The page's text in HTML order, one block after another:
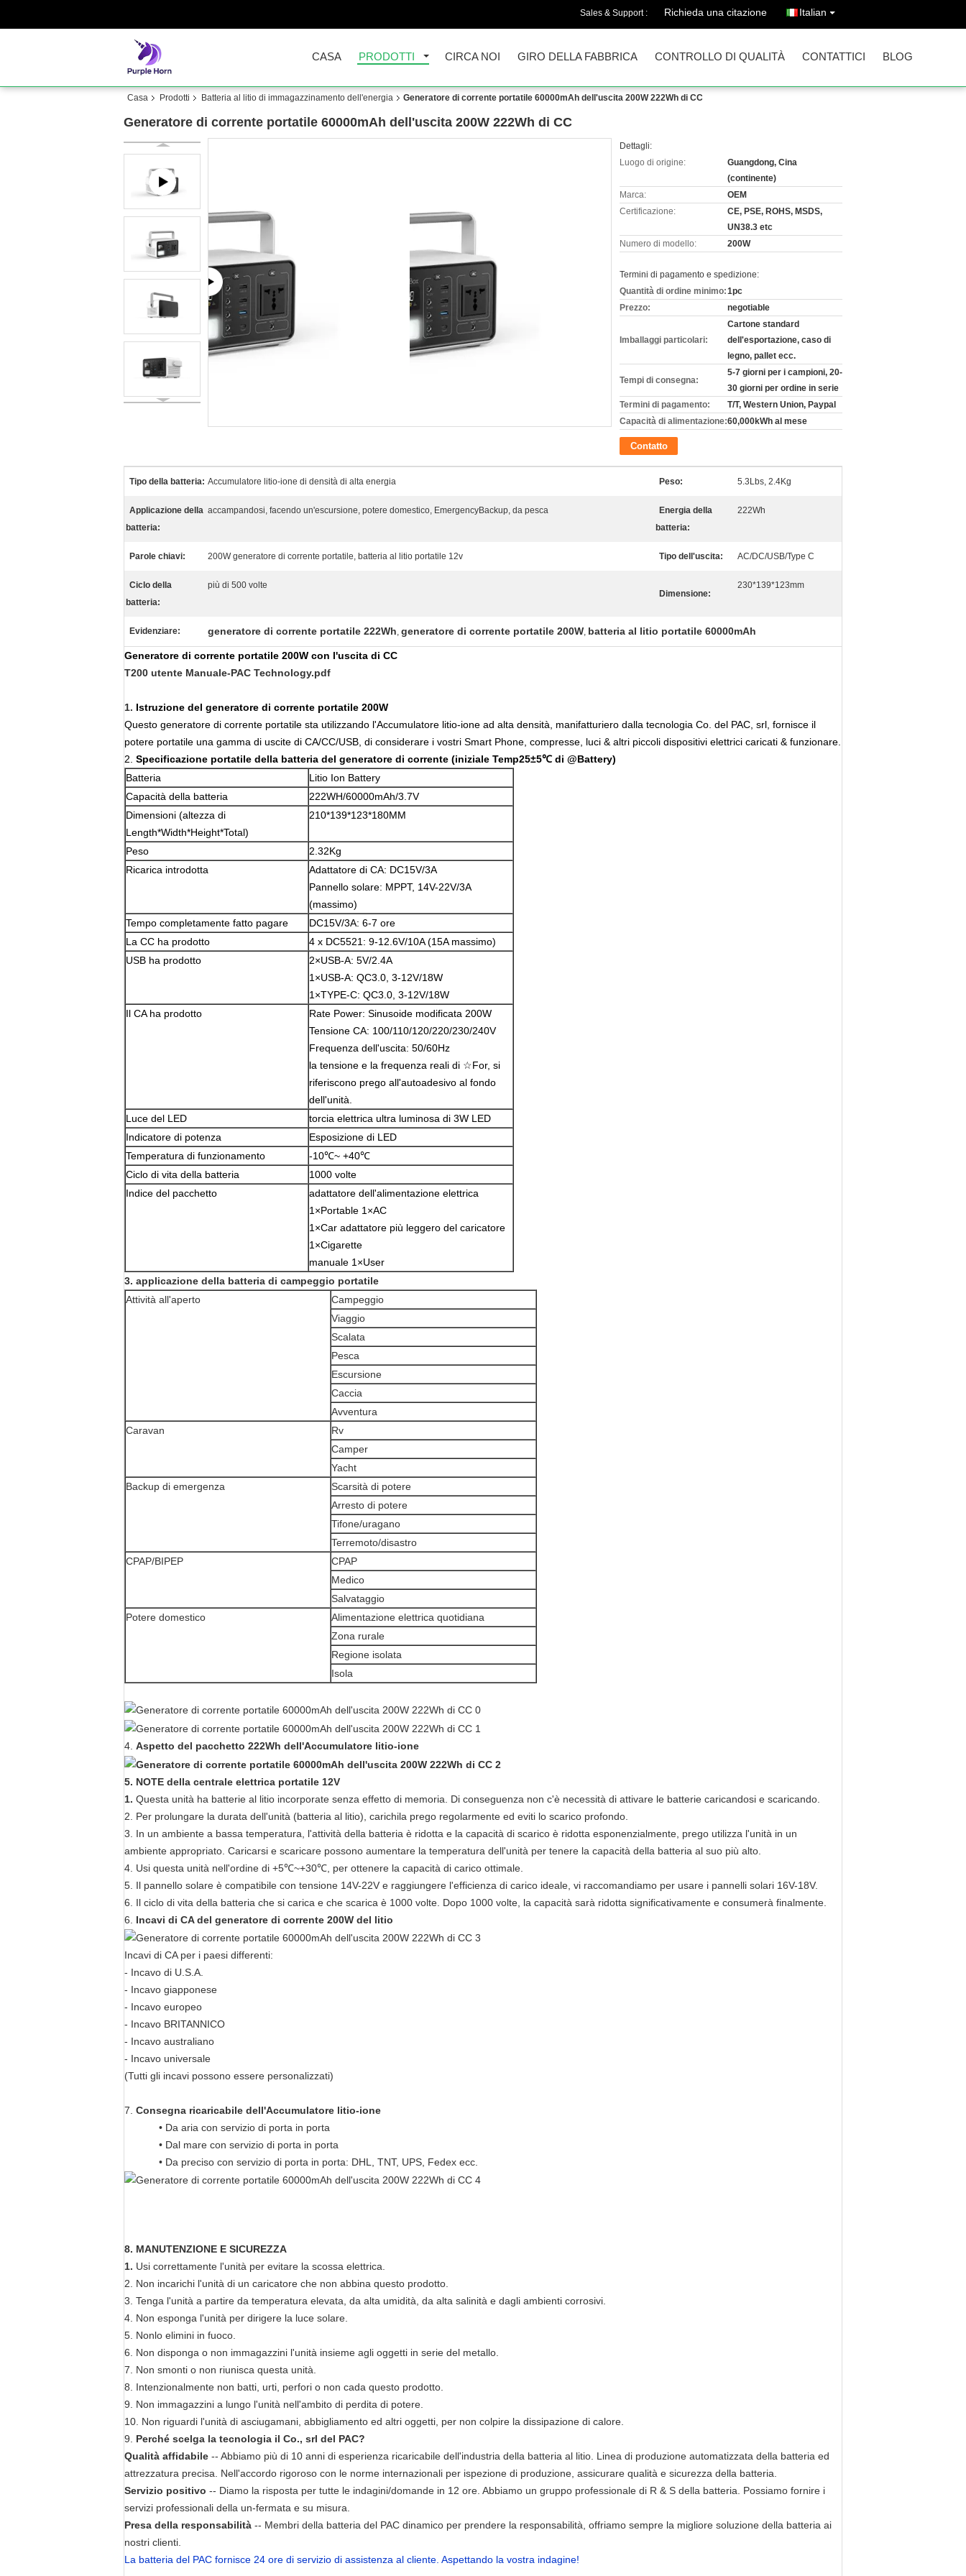
Sales & Support : Richieda una citazione Italian
CASA PRODOTTI CIRCA NOI GIRO DELLA FABBRICA CONTROLLO DI QUALITÀ CONTATTICI BLOG
Casa Prodotti Batteria al litio di immagazzinamento dell'energia Generatore di corrente portatile 60000mAh dell'uscita 200W 222Wh di CC
Generatore di corrente portatile 60000mAh dell'uscita 200W 222Wh di CC
Dettagli:
Luogo di origine:
Guangdong, Cina
(continente)
Marca:
OEM
Certificazione:
CE, PSE, ROHS, MSDS,
UN38.3 etc
Numero di modello:
200W
Termini di pagamento e spedizione:
Quantità di ordine minimo:1pc
Prezzo:
negotiable
Imballaggi particolari:
Cartone standard
dell'esportazione, caso di
legno, pallet ecc.
Tempi di consegna:
5-7 giorni per i campioni, 20-
30 giorni per ordine in serie
Termini di pagamento:
T/T, Western Union, Paypal
Capacità di alimentazione:60,000kWh al mese
Contatto
Tipo della batteria: Accumulatore litio-ione di densità di alta energia Peso: 5.3Lbs, 2.4Kg
Applicazione della
batteria:
accampandosi, facendo un'escursione, potere domestico, EmergencyBackup, da pesca
Energia della
batteria:
222Wh
Parole chiavi: 200W generatore di corrente portatile, batteria al litio portatile 12v Tipo dell'uscita: AC/DC/USB/Type C
Ciclo della
batteria:
più di 500 volte
Dimensione:
230*139*123mm
Evidenziare: generatore di corrente portatile 222Wh, generatore di corrente portatile 200W, batteria al litio portatile 60000mAh
Generatore di corrente portatile 200W con l'uscita di CC
T200 utente Manuale-PAC Technology.pdf
1. Istruzione del generatore di corrente portatile 200W
Questo generatore di corrente portatile sta utilizzando l'Accumulatore litio-ione ad alta densità, manifatturiero dalla tecnologia Co. del PAC, srl, fornisce il
potere portatile una gamma di uscite di CA/CC/USB, di considerare i vostri Smart Phone, compresse, luci & altri piccoli dispositivi elettrici caricati & funzionare.
2. Specificazione portatile della batteria del generatore di corrente (iniziale Temp25±5℃ di @Battery)
Batteria
Litio Ion Battery
Capacità della batteria
222WH/60000mAh/3.7V
Dimensioni (altezza di
Length*Width*Height*Total)
210*139*123*180MM
Peso
2.32Kg
Ricarica introdotta
Adattatore di CA: DC15V/3A
Pannello solare: MPPT, 14V-22V/3A
(massimo)
Tempo completamente fatto pagare
DC15V/3A: 6-7 ore
La CC ha prodotto
4 x DC5521: 9-12.6V/10A (15A massimo)
USB ha prodotto
2×USB-A: 5V/2.4A
1×USB-A: QC3.0, 3-12V/18W
1×TYPE-C: QC3.0, 3-12V/18W
Il CA ha prodotto
Rate Power: Sinusoide modificata 200W
Tensione CA: 100/110/120/220/230/240V
Frequenza dell'uscita: 50/60Hz
la tensione e la frequenza reali di ☆For, si
riferiscono prego all'autoadesivo al fondo
dell'unità.
Luce del LED
torcia elettrica ultra luminosa di 3W LED
Indicatore di potenza
Esposizione di LED
Temperatura di funzionamento
-10℃~ +40℃
Ciclo di vita della batteria
1000 volte
Indice del pacchetto
adattatore dell'alimentazione elettrica
1×Portable 1×AC
1×Car adattatore più leggero del caricatore
1×Cigarette
manuale 1×User
3. applicazione della batteria di campeggio portatile
Attività all'aperto
Campeggio
Viaggio
Scalata
Pesca
Escursione
Caccia
Avventura
Caravan
Rv
Camper
Yacht
Backup di emergenza
Scarsità di potere
Arresto di potere
Tifone/uragano
Terremoto/disastro
CPAP/BIPEP
CPAP
Medico
Salvataggio
Potere domestico
Alimentazione elettrica quotidiana
Zona rurale
Regione isolata
Isola
4. Aspetto del pacchetto 222Wh dell'Accumulatore litio-ione
5. NOTE della centrale elettrica portatile 12V
1. Questa unità ha batterie al litio incorporate senza effetto di memoria. Di conseguenza non c'è necessità di attivare le batterie caricandosi e scaricando.
2. Per prolungare la durata dell'unità (batteria al litio), carichila prego regolarmente ed eviti lo scarico profondo.
3. In un ambiente a bassa temperatura, l'attività della batteria è ridotta e la capacità di scarico è ridotta esponenzialmente, prego utilizza l'unità in un
ambiente appropriato. Caricarsi e scaricare possono aumentare la temperatura dell'unità per tenere la capacità della batteria al suo più alto.
4. Usi questa unità nell'ordine di +5℃~+30℃, per ottenere la capacità di carico ottimale.
5. Il pannello solare è compatibile con tensione 14V-22V e raggiungere l'efficienza di carico ideale, vi raccomandiamo per usare i pannelli solari 16V-18V.
6. Il ciclo di vita della batteria che si carica e che scarica è 1000 volte. Dopo 1000 volte, la capacità sarà ridotta significativamente e consumerà finalmente.
6. Incavi di CA del generatore di corrente 200W del litio
Incavi di CA per i paesi differenti:
- Incavo di U.S.A.
- Incavo giapponese
- Incavo europeo
- Incavo BRITANNICO
- Incavo australiano
- Incavo universale
(Tutti gli incavi possono essere personalizzati)
7. Consegna ricaricabile dell'Accumulatore litio-ione
• Da aria con servizio di porta in porta
• Dal mare con servizio di porta in porta
• Da preciso con servizio di porta in porta: DHL, TNT, UPS, Fedex ecc.
8. MANUTENZIONE E SICUREZZA
1. Usi correttamente l'unità per evitare la scossa elettrica.
2. Non incarichi l'unità di un caricatore che non abbina questo prodotto.
3. Tenga l'unità a partire da temperatura elevata, da alta umidità, da alta salinità e dagli ambienti corrosivi.
4. Non esponga l'unità per dirigere la luce solare.
5. Nonlo elimini in fuoco.
6. Non disponga o non immagazzini l'unità insieme agli oggetti in serie del metallo.
7. Non smonti o non riunisca questa unità.
8. Intenzionalmente non batti, urti, perfori o non cada questo prodotto.
9. Non immagazzini a lungo l'unità nell'ambito di perdita di potere.
10. Non riguardi l'unità di asciugamani, abbigliamento ed altri oggetti, per non colpire la dissipazione di calore.
9. Perché scelga la tecnologia il Co., srl del PAC?
Qualità affidabile -- Abbiamo più di 10 anni di esperienza ricaricabile dell'industria della batteria al litio. Linea di produzione automatizzata della batteria ed
attrezzatura precisa. Nell'accordo rigoroso con le norme internazionali per ispezione di produzione, assicurare qualità e sicurezza della batteria.
Servizio positivo -- Diamo la risposta per tutte le indagini/domande in 12 ore. Abbiamo un gruppo professionale di R & S della batteria. Possiamo fornire i
servizi professionali della un-fermata e su misura.
Presa della responsabilità -- Membri della batteria del PAC dinamico per prendere la responsabilità, offriamo sempre la migliore soluzione della batteria ai
nostri clienti.
La batteria del PAC fornisce 24 ore di servizio di assistenza al cliente. Aspettando la vostra indagine!